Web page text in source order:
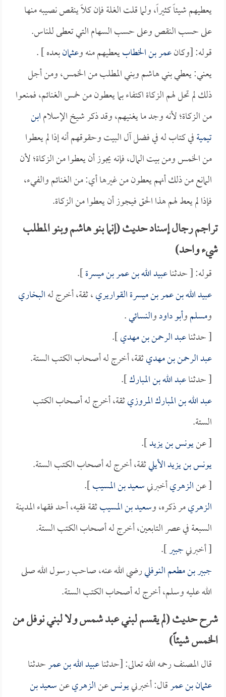
يعطيهم شيئاً كثيراً، ولما قلت الغلة فإن كلاً ينقص نصيبه منها
على حسب النقص وعلى حسب السهام التي تعطى للناس.
قوله: [وكانعمر بن الخطابيعطيهم منه وعثمانبعده ] .
يعني: يعطي بني هاشم وبني المطلب من الخمس، ومن أجل
ذلك لم تحل لهم الزكاة اكتفاء بما يعطون من خمس الغنائم، فمنعوا
من الزكاة؛ لأنه وجد ما يغنيهم، وقد ذكر شيخ الإسلامابن
تيميةفي كتاب له في فضل آل البيت وحقوقهم أنه إذا لم يعطوا
من الخمس ومن بيت المال، فإنه يجوز أن يعطوا من الزكاة؛ لأن
المانع من ذلك أنهم يعطون من غيرها أي: من الغنائم والفيء،
فإذا لم يعط لهم هذا الحق فيجوز أن يعطوا من الزكاة.
تراجم رجال إسناد حديث (إنما بنو هاشم وبنو المطلب
شيء واحد)
قوله: [ حدثناعبيد الله بن عمر بن ميسرة].
عبيد الله بن عمر بن ميسرة القواريري، ثقة، أخرج لهالبخاري
ومسلموأبو داودوالنسائي.
[ حدثناعبد الرحمن بن مهدي].
عبد الرحمن بن مهديثقة، أخرج له أصحاب الكتب الستة.
[ حدثناعبد الله بن المبارك].
عبد الله بن المبارك المروزيثقة، أخرج له أصحاب الكتب
الستة.
[ عنيونس بن يزيد].
يونس بن يزيد الأيليثقة، أخرج له أصحاب الكتب الستة.
[ عنالزهريأخبرنيسعيد بن المسيب].
الزهريمر ذكره، وسعيد بن المسيبثقة فقيه، أحد فقهاء المدينة
السبعة في عصر التابعين، أخرج له أصحاب الكتب الستة.
[ أخبرنيجبير].
جبير بن مطعم النوفليرضي الله عنه، صاحب رسول الله صلى
الله عليه وسلم، أخرج له أصحاب الكتب الستة.
شرح حديث (لم يقسم لبني عبد شمس ولا لبني نوفل من
الخمس شيئاً)
قال المصنف رحمه الله تعالى: [حدثناعبيد الله بن عمرحدثنا
عثمان بن عمرقال: أخبرنييونسعنالزهريعنسعيد بن